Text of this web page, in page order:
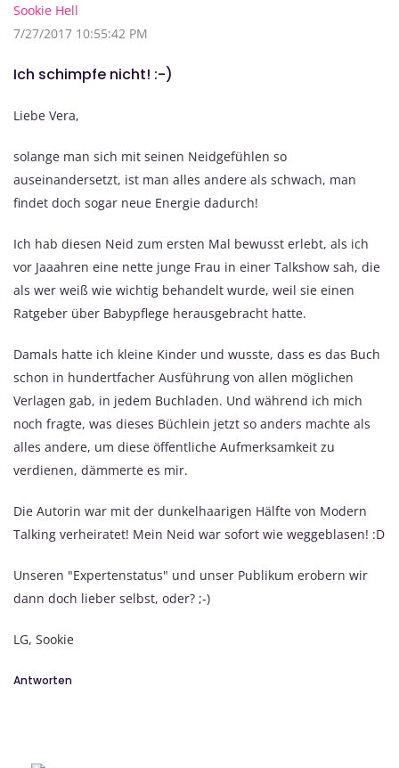
Sookie Hell
7/27/2017 10:55:42 PM
Ich schimpfe nicht! :-)
Liebe Vera,
solange man sich mit seinen Neidgefühlen so
auseinandersetzt, ist man alles andere als schwach, man
findet doch sogar neue Energie dadurch!
Ich hab diesen Neid zum ersten Mal bewusst erlebt, als ich
vor Jaaahren eine nette junge Frau in einer Talkshow sah, die
als wer weiß wie wichtig behandelt wurde, weil sie einen
Ratgeber über Babypflege herausgebracht hatte.
Damals hatte ich kleine Kinder und wusste, dass es das Buch
schon in hundertfacher Ausführung von allen möglichen
Verlagen gab, in jedem Buchladen. Und während ich mich
noch fragte, was dieses Büchlein jetzt so anders machte als
alles andere, um diese öffentliche Aufmerksamkeit zu
verdienen, dämmerte es mir.
Die Autorin war mit der dunkelhaarigen Hälfte von Modern
Talking verheiratet! Mein Neid war sofort wie weggeblasen! :D
Unseren "Expertenstatus" und unser Publikum erobern wir
dann doch lieber selbst, oder? ;-)
LG, Sookie
Antworten